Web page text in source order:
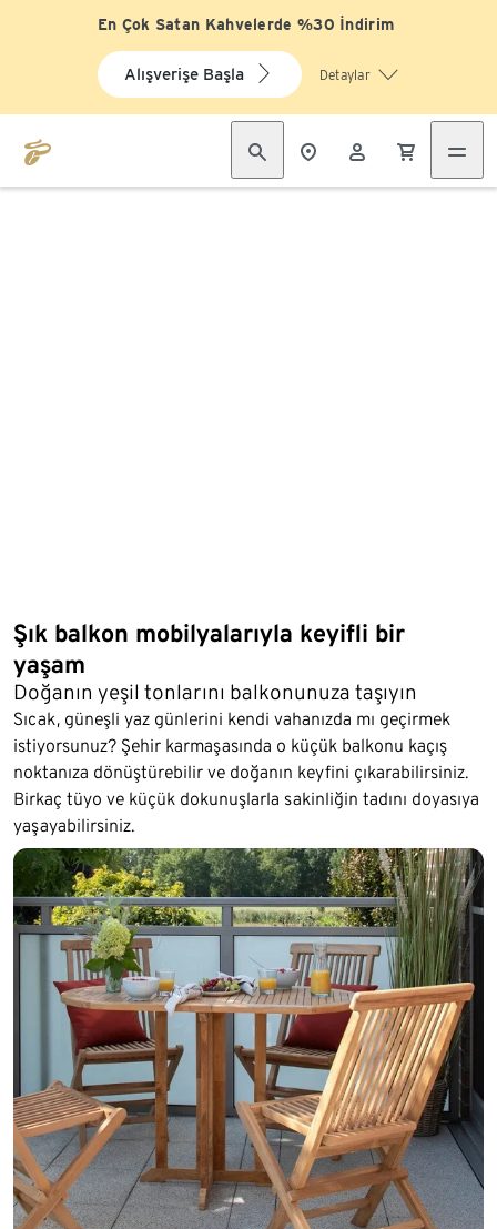
En Çok Satan Kahvelerde %30 İndirim
Alışverişe Başla Detaylar
Şık balkon mobilyalarıyla keyifli bir
yaşam
Doğanın yeşil tonlarını balkonunuza taşıyın
Sıcak, güneşli yaz günlerini kendi vahanızda mı geçirmek
istiyorsunuz? Şehir karmaşasında o küçük balkonu kaçış
noktanıza dönüştürebilir ve doğanın keyfini çıkarabilirsiniz.
Birkaç tüyo ve küçük dokunuşlarla sakinliğin tadını doyasıya
yaşayabilirsiniz.